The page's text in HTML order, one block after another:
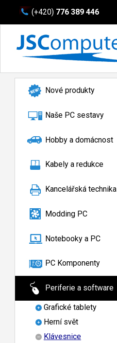
(+420) 776 389 446
Nové produkty
Naše PC sestavy
Hobby a domácnost
Kabely a redukce
Kancelářská technika
Modding PC
Notebooky a PC
PC Komponenty
Periferie a software
Grafické tablety
Herní svět
Klávesnice